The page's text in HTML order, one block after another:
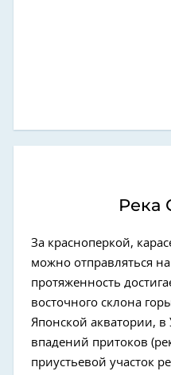
Река
За красноперкой,
можно отправляться
протяженность
восточного склона
Японской акватории, в
впадений притоков
приустьевой участок